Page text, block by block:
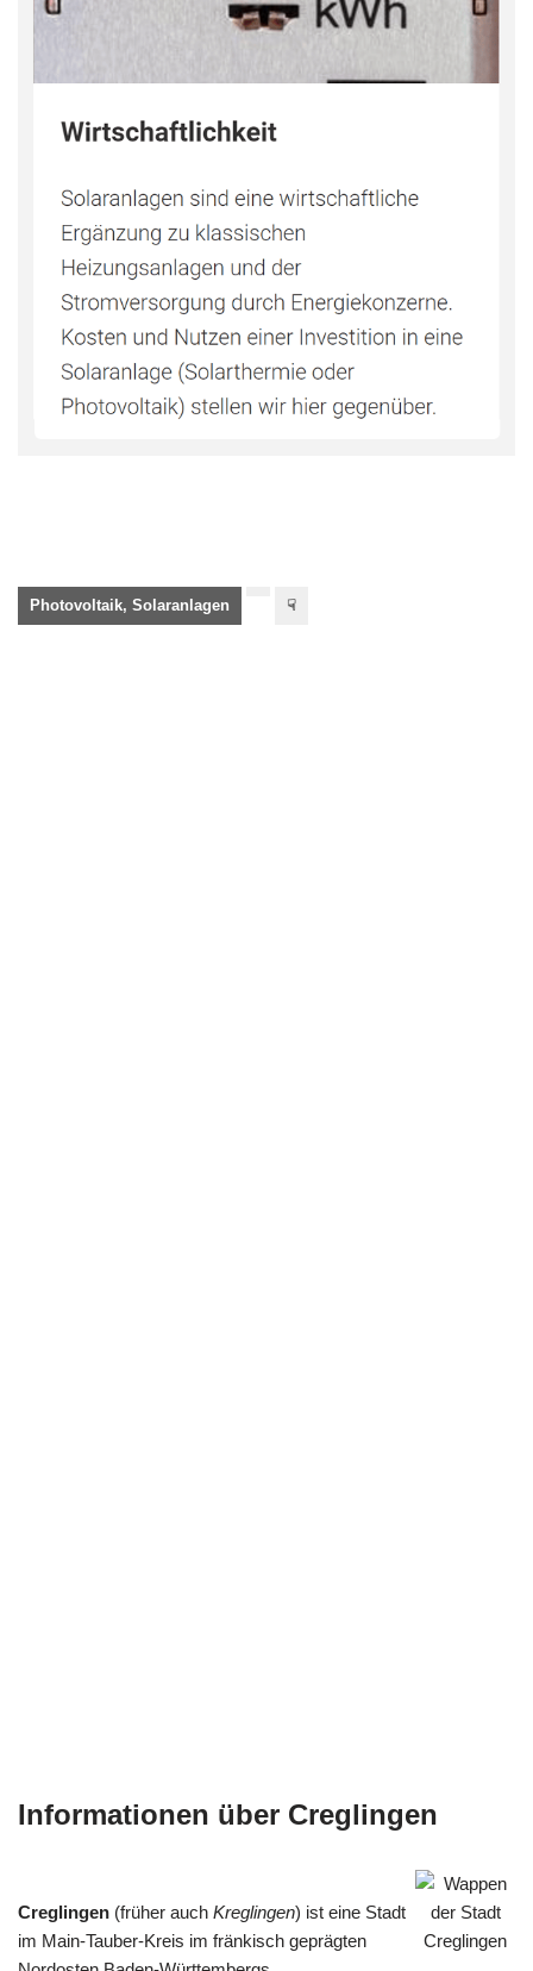
Photovoltaik, Solaranlagen ☟
Informationen über Creglingen
Creglingen (früher auch Kreglingen) ist eine Stadt
im Main-Tauber-Kreis im fränkisch geprägten